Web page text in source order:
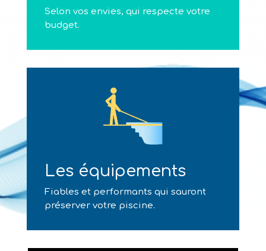
Selon vos envies, qui respecte votre
budget.
Les équipements
Fiables et performants qui sauront
préserver votre piscine.